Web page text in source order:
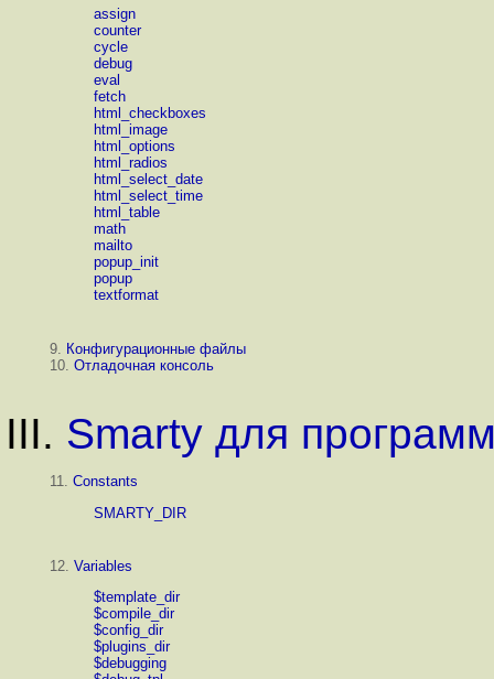
assign
counter
cycle
debug
eval
fetch
html_checkboxes
html_image
html_options
html_radios
html_select_date
html_select_time
html_table
math
mailto
popup_init
popup
textformat
9.
Конфигурационные файлы
10. Отладочная консоль
III. Smarty для
11. Constants
SMARTY_DIR
12. Variables
$template_dir
$compile_dir
$config_dir
$plugins_dir
$debugging